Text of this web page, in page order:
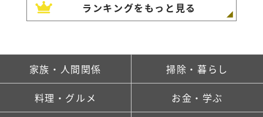
ランキングをもっと見る
家族・人間関係 掃除・暮らし
料理・グルメ お金・学ぶ